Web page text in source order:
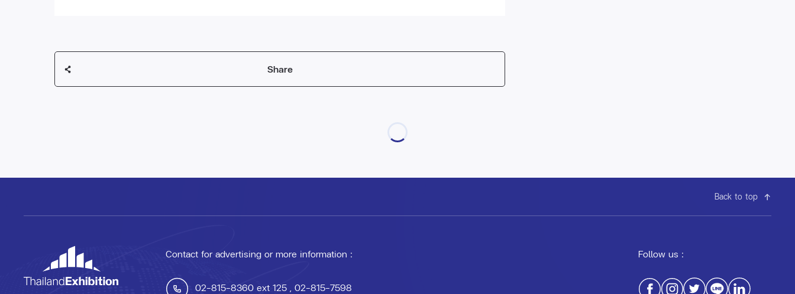
Share
Back to top
Contact for advertising or more information :
02-815-8360 ext 125 , 02-815-7598
Follow us :